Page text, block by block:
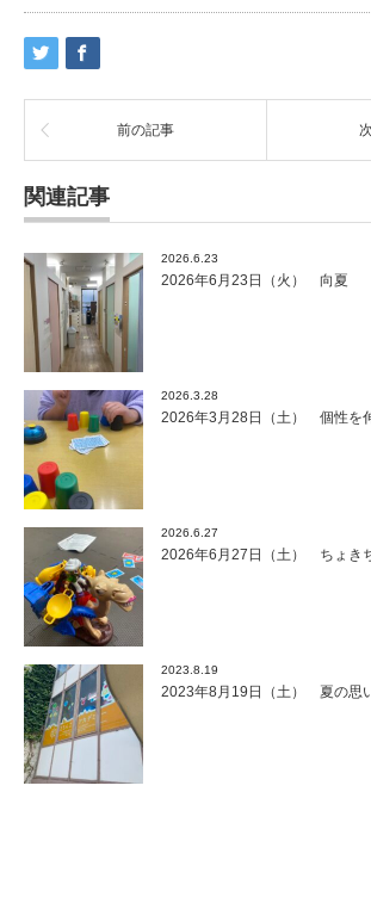
前の記事
関連記事
2026.6.23
2026年6月23日（火） 向夏
2026.3.28
2026年3月28日（土） 個性を
2026.6.27
2026年6月27日（土） ちょき
2023.8.19
2023年8月19日（土） 夏の思